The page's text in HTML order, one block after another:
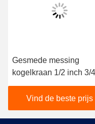
Gesmede messing
kogelkraan 1/2 inch 3/4
inch 100% getest op
lekkage
Vind de beste prijs